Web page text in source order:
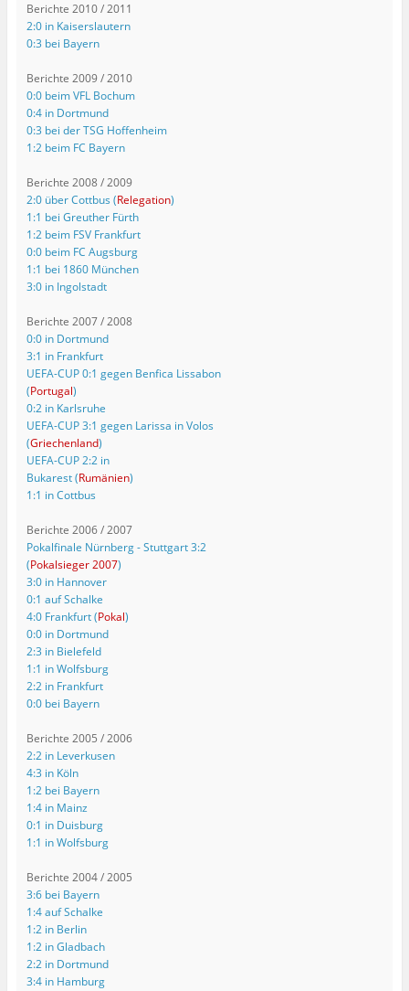
Berichte 2010 / 2011
2:0 in Kaiserslautern
0:3 bei Bayern
Berichte 2009 / 2010
0:0 beim VFL Bochum
0:4 in Dortmund
0:3 bei der TSG Hoffenheim
1:2 beim FC Bayern
Berichte 2008 / 2009
2:0 über Cottbus (Relegation)
1:1 bei Greuther Fürth
1:2 beim FSV Frankfurt
0:0 beim FC Augsburg
1:1 bei 1860 München
3:0 in Ingolstadt
Berichte 2007 / 2008
0:0 in Dortmund
3:1 in Frankfurt
UEFA-CUP 0:1 gegen Benfica Lissabon
(Portugal)
0:2 in Karlsruhe
UEFA-CUP 3:1 gegen Larissa in Volos
(Griechenland)
UEFA-CUP 2:2 in
Bukarest (Rumänien)
1:1 in Cottbus
Berichte 2006 / 2007
Pokalfinale Nürnberg - Stuttgart 3:2
(Pokalsieger 2007)
3:0 in Hannover
0:1 auf Schalke
4:0 Frankfurt (Pokal)
0:0 in Dortmund
2:3 in Bielefeld
1:1 in Wolfsburg
2:2 in Frankfurt
0:0 bei Bayern
Berichte 2005 / 2006
2:2 in Leverkusen
4:3 in Köln
1:2 bei Bayern
1:4 in Mainz
0:1 in Duisburg
1:1 in Wolfsburg
Berichte 2004 / 2005
3:6 bei Bayern
1:4 auf Schalke
1:2 in Berlin
1:2 in Gladbach
2:2 in Dortmund
3:4 in Hamburg